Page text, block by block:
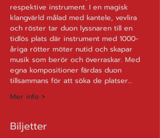
respektive instrument. I en magisk
klangvärld målad med kantele, vevlira
och röster tar duon lyssnaren till en
tidlös plats där instrument med 1000-
åriga rötter möter nutid och skapar
musik som berör och överraskar. Med
egna kompositioner färdas duon
tillsammans för att söka de platser…
Mer info >
Biljetter